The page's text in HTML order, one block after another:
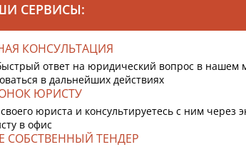
СЕРВИСЫ:
КОНСУЛЬТАЦИЯ
ответ на юридический вопрос в нашем
в дальнейших действиях
ЮРИСТУ
юриста и консультируетесь с ним через
в офис
СОБСТВЕННЫЙ ТЕНДЕР